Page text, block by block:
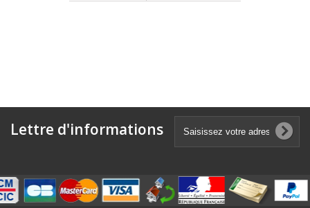
Lettre d'informations